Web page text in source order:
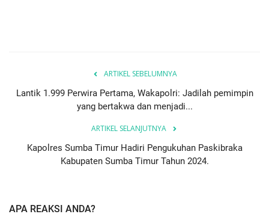
ARTIKEL SEBELUMNYA
Lantik 1.999 Perwira Pertama, Wakapolri: Jadilah pemimpin
yang bertakwa dan menjadi...
ARTIKEL SELANJUTNYA
Kapolres Sumba Timur Hadiri Pengukuhan Paskibraka
Kabupaten Sumba Timur Tahun 2024.
APA REAKSI ANDA?